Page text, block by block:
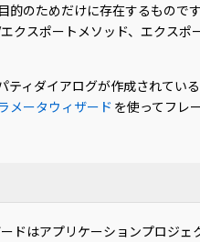
的のためだけに存在するもの
クスポートメソッド、エクス
ティダイアログが作成されて
メータウィザード を使ってフレ
ドはアプリケーションプロジ